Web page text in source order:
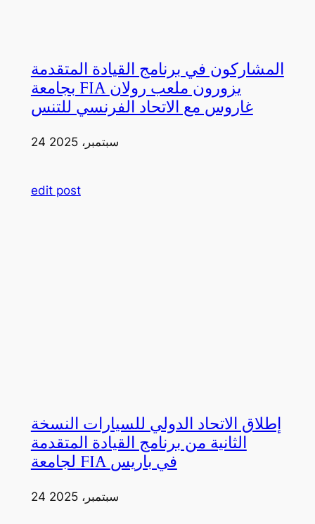
المشاركون في برنامج القيادة المتقدمة
بجامعة FIA يزورون ملعب رولان
غاروس مع الاتحاد الفرنسي للتنس
24 سبتمبر، 2025
edit post
إطلاق الاتحاد الدولي للسيارات النسخة
الثانية من برنامج القيادة المتقدمة
لجامعة FIA في باريس
24 سبتمبر، 2025